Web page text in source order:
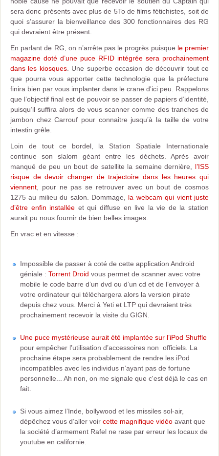
sera donc présents avec plus de 5To de films fétichistes, soit de
quoi s’assurer la bienveillance des 300 fonctionnaires des RG
qui devraient être présent.
En parlant de RG, on n’arrête pas le progrès puisque le premier
magazine doté d’une puce RFID intégrée sera prochainement
dans les kiosques. Une superbe occasion de découvrir tout ce
que pourra vous apporter cette technologie que la préfecture
finira bien par vous implanter dans le crane d'ici peu. Rappelons
que l’objectif final est de pouvoir se passer de papiers d’identité,
puisqu’il suffira alors de vous scanner comme des tranches de
jambon chez Carrouf pour connaitre jusqu’à la taille de votre
intestin grêle.
Loin de tout ce bordel, la Station Spatiale Internationale
continue son slalom géant entre les déchets. Après avoir
manqué de peu un bout de satellite la semaine dernière, l’ISS
risque de devoir changer de trajectoire dans les heures qui
viennent , pour ne pas se retrouver avec un bout de cosmos
1275 au milieu du salon. Dommage, la webcam qui vient juste
d’être enfin installée et qui diffuse en live la vie de la station
aurait pu nous fournir de bien belles images.
En vrac et en vitesse :
Impossible de passer à coté de cette application Android
géniale : Torrent Droid vous permet de scanner avec votre
mobile le code barre d’un dvd ou d’un cd et de l’envoyer à
votre ordinateur qui téléchargera alors la version pirate
depuis chez vous. Merci à Yeti et LTP qui devraient très
prochainement recevoir la visite du GIGN.
Une puce mystérieuse aurait été implantée sur l’iPod Shuffle
pour empêcher l’utilisation d’accessoires non officiels. La
prochaine étape sera probablement de rendre les iPod
incompatibles avec les individus n’ayant pas de fortune
personnelle... Ah non, on me signale que c'est déjà le cas en
fait.
Si vous aimez l’Inde, bollywood et les missiles sol-air,
dépêchez vous d’aller voir cette magnifique vidéo avant que
la société d’armement Rafel ne rase par erreur les locaux de
youtube en californie.